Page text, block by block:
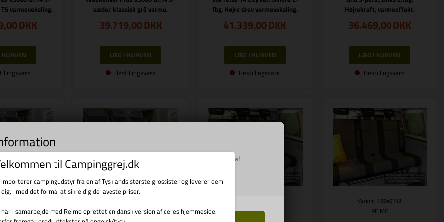
til indsamling af statistik og til trafikmåling. Vi bruger informationen til forbedring af
at klikke videre, accepterer du brugen af cookies.
varmeveksling.
DKK
sæder, klassisk grå varme.
39.719,00DKK
Bestillingsvare
fbg. Højre drev varmeveksling.
41.339,00DKK
Bestillingsvare
Højrekraft, varmeeffekt.
36.469,00DKK
Bestillingsvare
REIMO REIMO
Varenr.: R 5040143
REIMO
til Campinggrej.dk
importerer campingudstyr fra en af Tysklands største grossister og leverer dem
med det formål at sikre dig de laveste priser.
har i samarbejde med Reimo oprettet en dansk version af deres hjemmeside.